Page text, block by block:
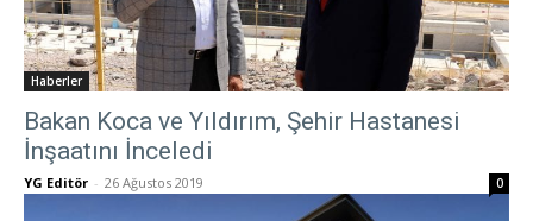
Haberler
Bakan Koca ve Yıldırım, Şehir Hastanesi
İnşaatını İnceledi
YG Editör - 26 Ağustos 2019 0